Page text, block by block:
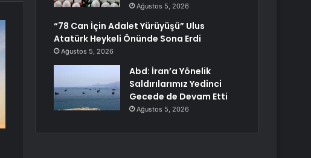
Ağustos 5, 2026
“78 Can İçin Adalet Yürüyüşü” Ulus
Atatürk Heykeli Önünde Sona Erdi
Ağustos 5, 2026
Abd: İran’a Yönelik
Saldırılarımız Yedinci
Gecede de Devam Etti
Ağustos 5, 2026